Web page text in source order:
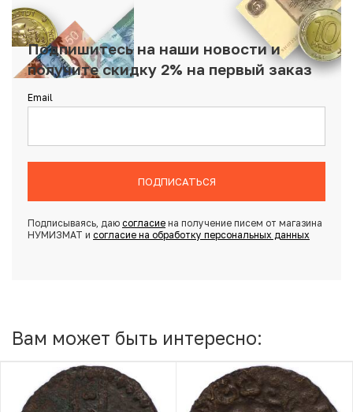
Подпишитесь на наши новости и
получите скидку 2% на первый заказ
Email
ПОДПИСАТЬСЯ
Подписываясь, даю согласиена получение писем от магазина
НУМИЗМАТ и согласие на обработку персональных данных
Вам может быть интересно: